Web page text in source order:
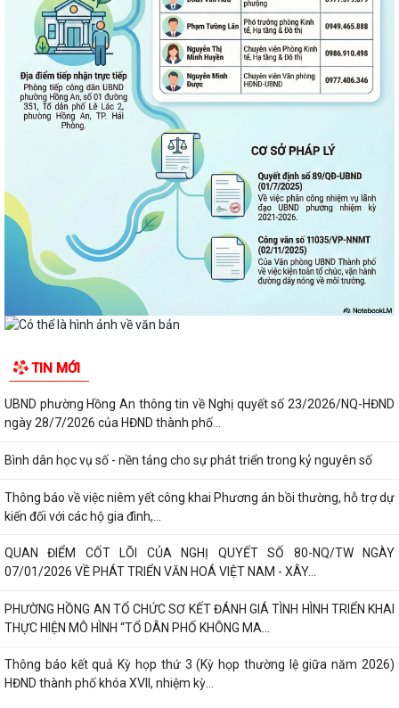
TIN MỚI
UBND phường Hồng An thông tin về Nghị quyết số 23/2026/NQ-HĐND
ngày 28/7/2026 của HĐND thành phố...
Bình dân học vụ số - nền tảng cho sự phát triển trong kỷ nguyên số
Thông báo về việc niêm yết công khai Phương án bồi thường, hỗ trợ dự
kiến đối với các hộ gia đình,...
QUAN ĐIỂM CỐT LÕI CỦA NGHỊ QUYẾT SỐ 80-NQ/TW NGÀY
07/01/2026 VỀ PHÁT TRIỂN VĂN HOÁ VIỆT NAM - XÂY...
PHƯỜNG HỒNG AN TỔ CHỨC SƠ KẾT ĐÁNH GIÁ TÌNH HÌNH TRIỂN KHAI
THỰC HIỆN MÔ HÌNH “TỔ DÂN PHỐ KHÔNG MA...
Thông báo kết quả Kỳ họp thứ 3 (Kỳ họp thường lệ giữa năm 2026)
HĐND thành phố khóa XVII, nhiệm kỳ...